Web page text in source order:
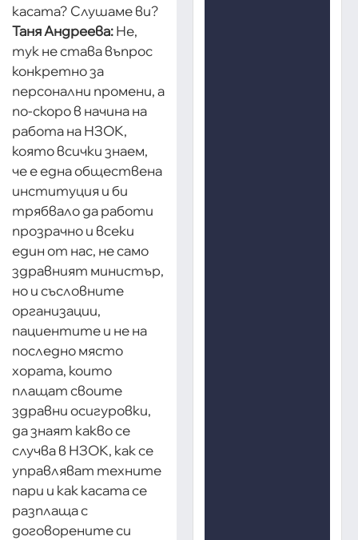
касата? Слушаме ви?
Таня Андреева:Не,
тук не става въпрос
конкретно за
персонални промени, а
по-скоро в начина на
работа на НЗОК,
която всички знаем,
че е една обществена
институция и би
трябвало да работи
прозрачно и всеки
един от нас, не само
здравният министър,
но и съсловните
организации,
пациентите и не на
последно място
хората, които
плащат своите
здравни осигуровки,
да знаят какво се
случва в НЗОК, как се
управляват техните
пари и как касата се
разплаща с
договорените си